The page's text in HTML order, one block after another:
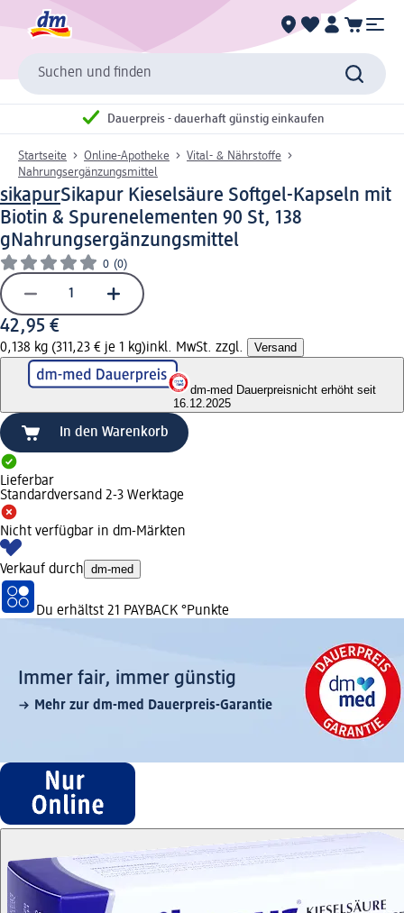
Suchen und finden
Dauerpreis - dauerhaft günstig einkaufen
Startseite Online-Apotheke
Vital- & Nährstoffe
Nahrungsergänzungsmittel
sikapurSikapur Kieselsäure Softgel-Kapseln mit
Biotin & Spurenelementen 90 St, 138
gNahrungsergänzungsmittel
0 (0)
42,95 €
0,138 kg (311,23 € je 1 kg)inkl. MwSt. zzgl. Versand
dm-med Dauerpreisnicht erhöht seit
16.12.2025
In den Warenkorb
Lieferbar
Standardversand 2-3 Werktage
Nicht verfügbar in dm-Märkten
Verkauf durch dm-med
Du erhältst 21 PAYBACK °Punkte
Immer fair,­ immer günstig
Mehr zur dm-med Dauerpreis-Garantie